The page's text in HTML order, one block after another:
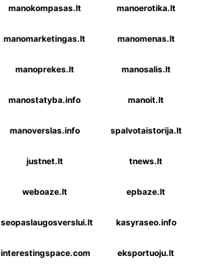
manokompasas.lt manoerotika.lt
manomarketingas.lt manomenas.lt
manoprekes.lt manosalis.lt
manostatyba.info manoit.lt
manoverslas.info spalvotaistorija.lt
justnet.lt tnews.lt
weboaze.lt epbaze.lt
seopaslaugosverslui.lt kasyraseo.info
interestingspace.com eksportuoju.lt